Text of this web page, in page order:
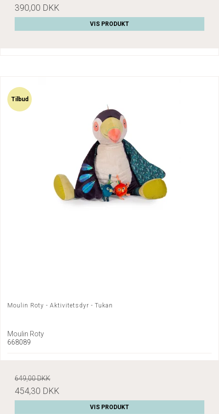
390,00 DKK
VIS PRODUKT
Tilbud
Moulin Roty - Aktivitetsdyr - Tukan
Moulin Roty
668089
649,00 DKK
454,30 DKK
VIS PRODUKT